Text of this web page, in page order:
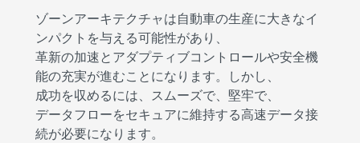
ゾーンアーキテクチャは自動車の生産に大きなイ
ンパクトを与える可能性があり、
革新の加速とアダプティブコントロールや安全機
能の充実が進むことになります。しかし、
成功を収めるには、スムーズで、堅牢で、
データフローをセキュアに維持する高速データ接
続が必要になります。